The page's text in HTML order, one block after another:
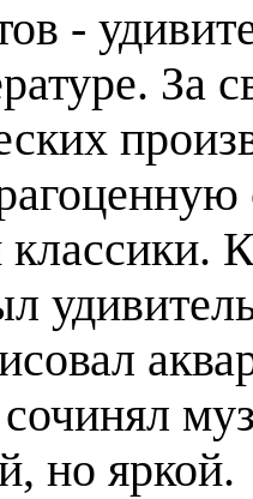
-
За
классики.
но яркой.